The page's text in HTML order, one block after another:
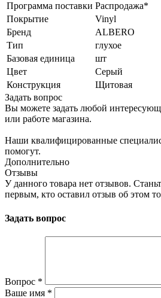
Программа поставки Распродажа*
Покрытие
Vinyl
Бренд
ALBERO
Тип
глухое
Базовая единица
шт
Цвет
Серый
Конструкция
Щитовая
Задать вопрос
Вы можете задать любой
или работе магазина.
Наши квалифицированные
помогут.
Дополнительно
Отзывы
У данного товара нет отзывов.
первым, кто оставил отзыв об этом
Задать вопрос
Вопрос *
Ваше имя *